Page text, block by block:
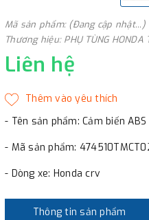
Mã sản phẩm: (Đang cập nhật...)
Thương hiệu: PHỤ TÙNG HONDA
Liên hệ
- Tên sản phẩm: Cảm biến
- Mã sản phẩm:
- Dòng xe: Honda crv
Thông tin sản phẩm